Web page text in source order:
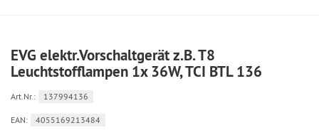
EVG elektr.Vorschaltgerät z.B. T8
Leuchtstofflampen 1x 36W, TCI BTL 136
Art.Nr.: 137994136
EAN: 4055169213484